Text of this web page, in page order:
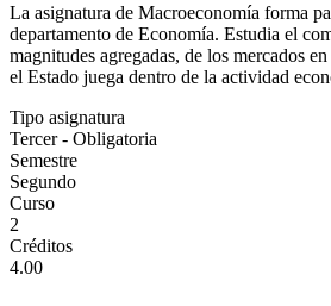
La asignatura de Macroeconomía forma
departamento de Economía. Estudia el
magnitudes agregadas, de los mercados
el Estado juega dentro de la actividad
Tipo asignatura
Tercer - Obligatoria
Semestre
Segundo
Curso
2
Créditos
4.00